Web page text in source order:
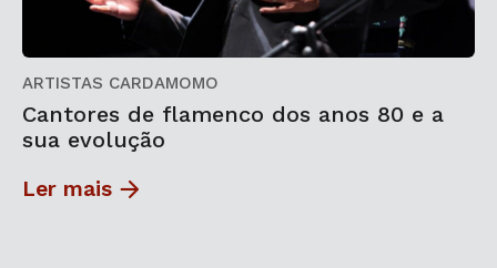
ARTISTAS CARDAMOMO
Cantores de flamenco dos anos 80 e a
sua evolução
Ler mais